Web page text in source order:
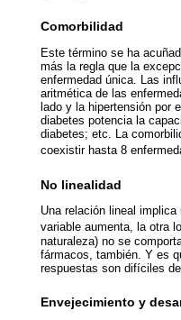
Comorbilidad
Este término se ha
más la regla que la
enfermedad única. Las
aritmética de las
lado y la hipertensión por
diabetes potencia la
diabetes; etc. La
coexistir hasta 8
No linealidad
Una relación lineal
variable aumenta, la otra
naturaleza) no se
fármacos, también. Y es
respuestas son difíciles
Envejecimiento y